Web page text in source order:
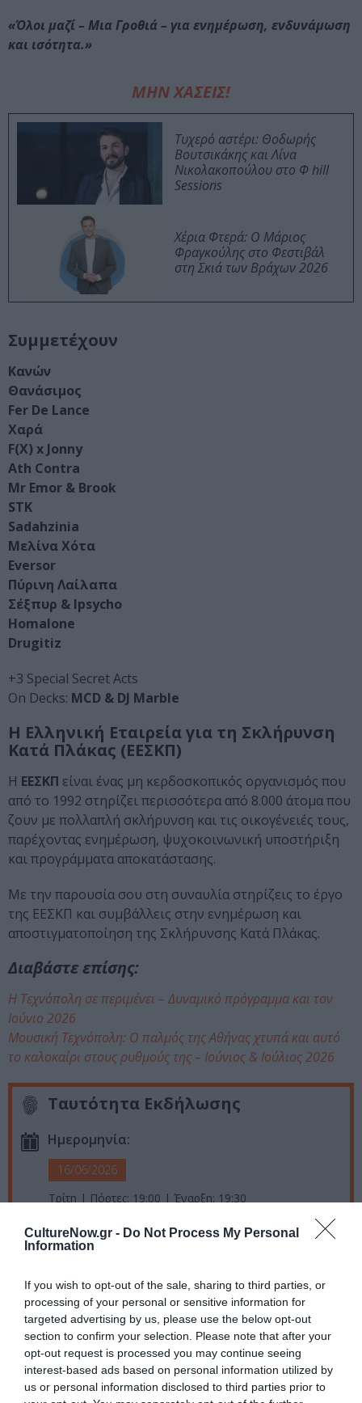
CultureNow.gr - Do Not Process My Personal
Information
If you wish to opt-out of the sale, sharing to third parties, or
processing of your personal or sensitive information for
targeted advertising by us, please use the below opt-out
section to confirm your selection. Please note that after your
opt-out request is processed you may continue seeing
interest-based ads based on personal information utilized by
us or personal information disclosed to third parties prior to
«Όλοι μαζί – Μια Γροθιά – για ενημέρωση, ενδυνάμωση
και ισότητα.»
ΜΗΝ ΧΑΣΕΙΣ!
Τυχερό αστέρι: Θοδωρής
Βουτσικάκης και Λίνα
Νικολακοπούλου στο Φ hill
Sessions
Χέρια Φτερά: Ο Μάριος
Φραγκούλης στο Φεστιβάλ
στη Σκιά των Βράχων 2026
Συμμετέχουν
Κανών
Θανάσιμος
Fer De Lance
Χαρά
F(X) x Jonny
Ath Contra
Mr Emor & Brook
STK
Sadahzinia
Μελίνα Χότα
Eversor
Πύρινη Λαίλαπα
Σέξπυρ & Ipsycho
Homalone
Drugitiz
+3 Special Secret Acts
On Decks: MCD & DJ Marble
Η Ελληνική Εταιρεία για τη Σκλήρυνση
Κατά Πλάκας (ΕΕΣΚΠ)
Η ΕΕΣΚΠ είναι ένας μη κερδοσκοπικός οργανισμός που
από το 1992 στηρίζει περισσότερα από 8.000 άτομα που
ζουν με πολλαπλή σκλήρυνση και τις οικογένειές τους,
παρέχοντας ενημέρωση, ψυχοκοινωνική υποστήριξη
και προγράμματα αποκατάστασης.
Με την παρουσία σου στη συναυλία στηρίζεις το έργο
της ΕΕΣΚΠ και συμβάλλεις στην ενημέρωση και
αποστιγματοποίηση της Σκλήρυνσης Κατά Πλάκας.
Διαβάστε επίσης:
Η Τεχνόπολη σε περιμένει – Δυναμικό πρόγραμμα και τον
Ιούνιο 2026
Μουσική Τεχνόπολη: Ο παλμός της Αθήνας χτυπά και αυτό
το καλοκαίρι στους ρυθμούς της – Ιούνιος & Ιούλιος 2026
Ταυτότητα Εκδήλωσης
Ημερομηνία:
16/06/2026
Τρίτη | Πόρτες: 19:00 | Έναρξη: 19:30
Τοποθεσία:
Τεχνόπολις Δήμου Αθηναίων
Eισιτήρια:
Προπώληση 10€ | Τιμή εισόδου 12€
Πληροφορίες / Κρατήσεις: